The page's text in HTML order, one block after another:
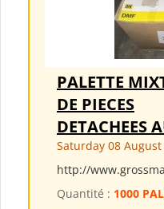
PALETTE
DE PIECES
DETACHEES
Saturday 08 August
http://
Quantité : 1000